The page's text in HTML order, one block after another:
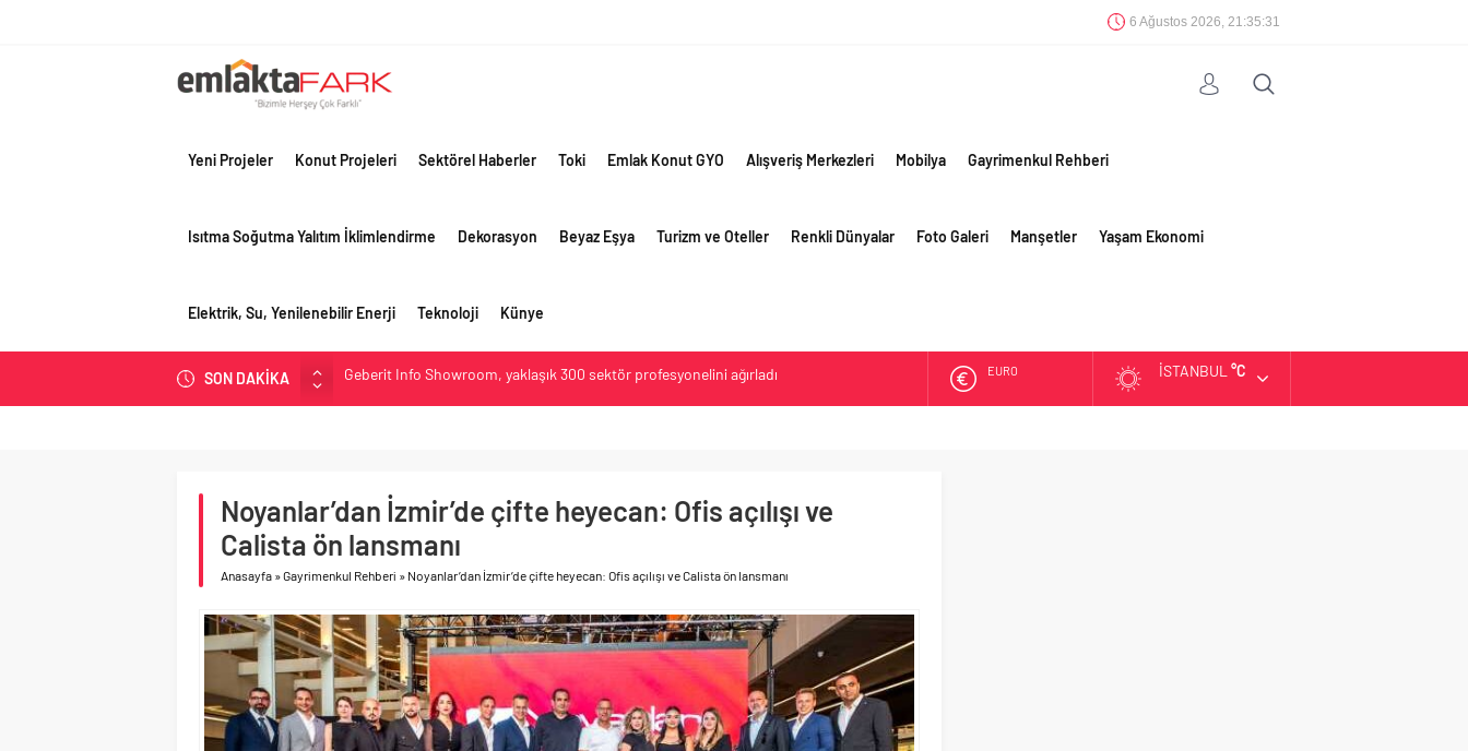
6 Ağustos 2026, 21:35:32
Yeni Projeler Konut Projeleri Sektörel Haberler Toki Emlak Konut GYO Alışveriş Merkezleri Mobilya Gayrimenkul Rehberi
Isıtma Soğutma Yalıtım İklimlendirme Dekorasyon Beyaz Eşya Turizm ve Oteller Renkli Dünyalar Foto Galeri Manşetler Yaşam Ekonomi
Elektrik, Su, Yenilenebilir Enerji Teknoloji Künye
SON DAKİKA
Çimko, stratejik pazarlama vizyonuyla bayilerinin kurumsal gelişimini destekliyor
Birleşik Arap Emirlikleri’nin ilk yüksek hızlı demiryolu projesine Kalyon İnşaat imzası
asfalt şimdi de Kocaeli yollarında
Geberit Info Showroom, yaklaşık 300 sektör profesyonelini ağırladı
EURO İSTANBUL °C
Noyanlar’dan İzmir’de çifte heyecan: Ofis açılışı ve
Calista ön lansmanı
Anasayfa »Gayrimenkul Rehberi » Noyanlar’dan İzmir’de çifte heyecan: Ofis açılışı ve Calista ön lansmanı